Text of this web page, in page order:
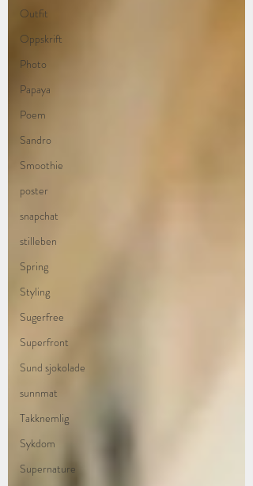
Outfit
Oppskrift
Photo
Papaya
Poem
Sandro
Smoothie
poster
snapchat
stilleben
Spring
Styling
Sugerfree
Superfront
Sund sjokolade
sunnmat
Takknemlig
Sykdom
Supernature